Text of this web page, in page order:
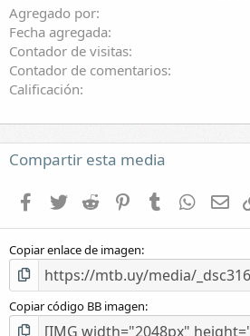
Agregado por
Fecha agregada
Contador de visitas
Contador de comentarios
Calificación
Compartir esta media
Facebook
Twitter Reddit PinterestTumblr
Copiar enlace de imagen
Copiar código BB imagen